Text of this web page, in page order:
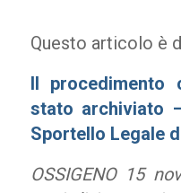
Questo articolo è
Il procedimento
stato archiviato
Sportello Legale
OSSIGENO 15